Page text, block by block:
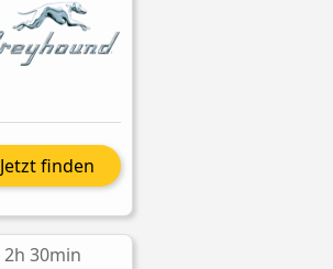
Jetzt finden
2h 30min